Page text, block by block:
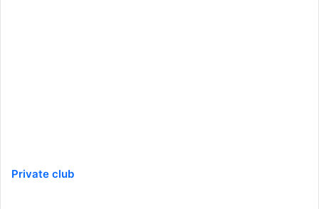
Private club